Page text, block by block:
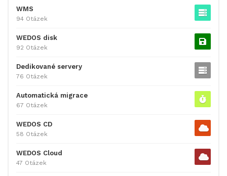
WMS
94 Otázek
WEDOS disk
92 Otázek
Dedikované servery
76 Otázek
Automatická migrace
67 Otázek
WEDOS CD
58 Otázek
WEDOS Cloud
47 Otázek